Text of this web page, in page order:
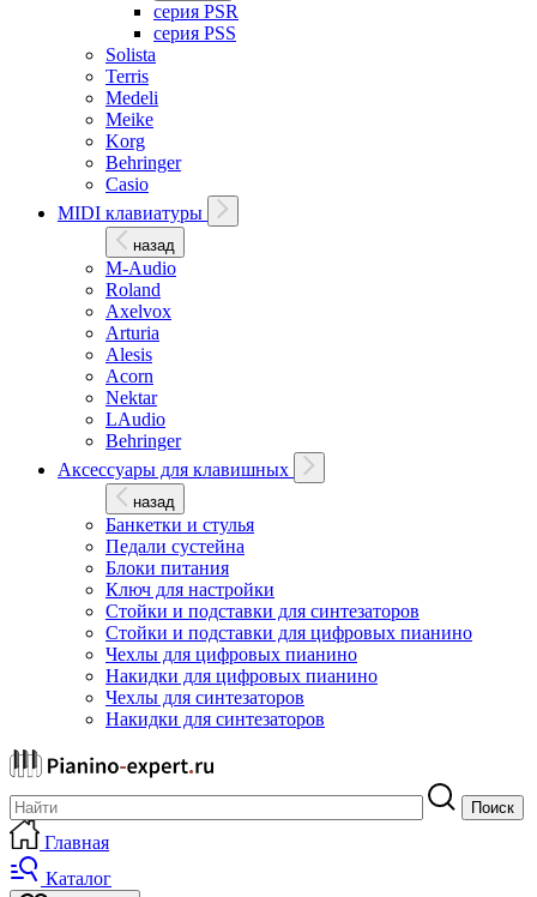
серия PSR
серия PSS
Solista
Terris
Medeli
Meike
Korg
Behringer
Casio
MIDI клавиатуры
назад
M-Audio
Roland
Axelvox
Arturia
Alesis
Acorn
Nektar
LAudio
Behringer
Аксессуары для клавишных
назад
Банкетки и стулья
Педали сустейна
Блоки питания
Ключ для настройки
Стойки и подставки для синтезаторов
Стойки и подставки для цифровых пианино
Чехлы для цифровых пианино
Накидки для цифровых пианино
Чехлы для синтезаторов
Накидки для синтезаторов
Поиск
Главная
Каталог